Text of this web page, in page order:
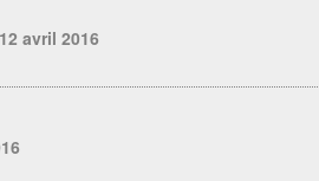
avril 2016